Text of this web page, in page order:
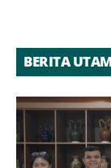
BERITA